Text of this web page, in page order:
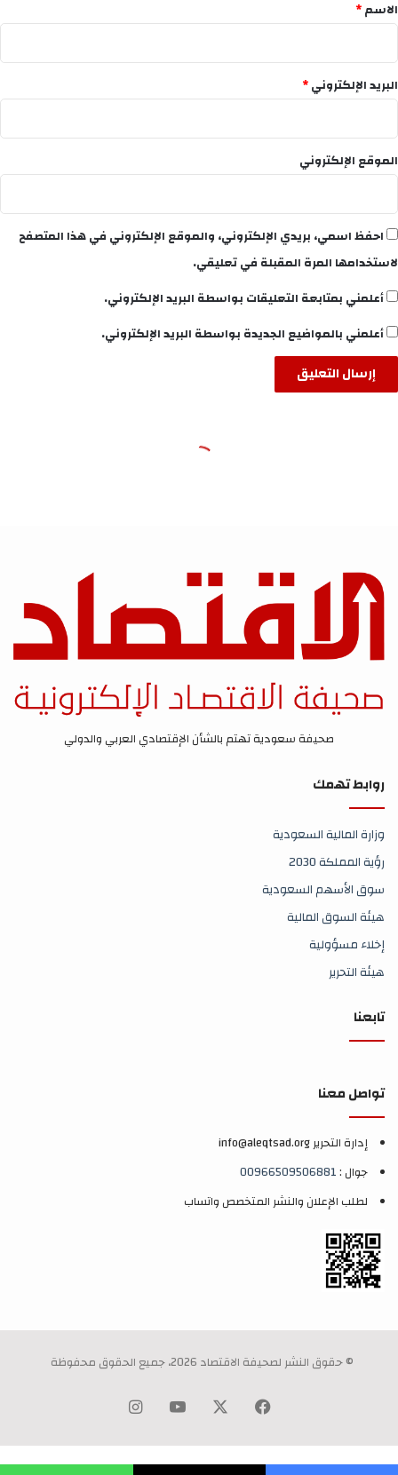
صحيفة سعودية تهتم بالشأن الإقتصادي العربي والدولي
روابط تهمك
وزارة المالية السعودية
رؤية المملكة 2030
سوق الأسهم السعودية
هيئة السوق المالية
إخلاء مسؤولية
هيئة التحرير
تابعنا
تواصل معنا
إدارة التحرير info@aleqtsad.org
جوال :00966509506881
لطلب الإعلان والنشر المتخصص واتساب
© حقوق النشر لصحيفة الاقتصاد 2026، جميع الحقوق محفوظة
فيسبوك ‫YouTube